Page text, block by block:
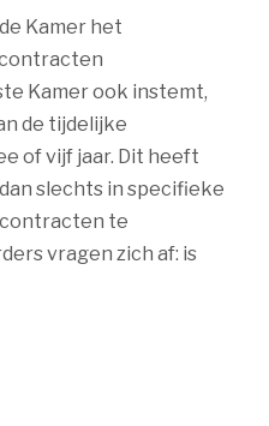
Kamer het
Kamer ook instemt,
de tijdelijke
of vijf jaar. Dit heeft
slechts in specifieke
te
vragen zich af: is